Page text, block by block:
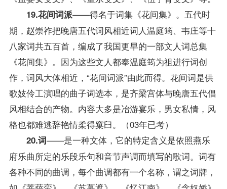
19.花间词派——得名于词集《花间集》。五代时
期，赵崇祚把晚唐五代词风相近词人温庭筠、韦庄等十
八家词共五百首，编成了我国更早的一部文人词总集
《花间集》。因为这些文人都奉温庭筠为祖进行词创
作，词风大体相近，“花间词派”由此而得。花间词是供
歌妓伶工演唱的曲子词选本，是齐梁宫体与晚唐五代倡
风相结合的产物。内容大多是冶游宴乐，男女私情，风
格也都难逃辞艳情柔得窠臼。（03年已考）
20.词——是一种文体，它的特定含义是依照燕乐
府乐曲所定的乐段乐句和音节声调而填写的歌词。词有
各种不同的曲调，每个曲调都有一个名称，谓之词牌，